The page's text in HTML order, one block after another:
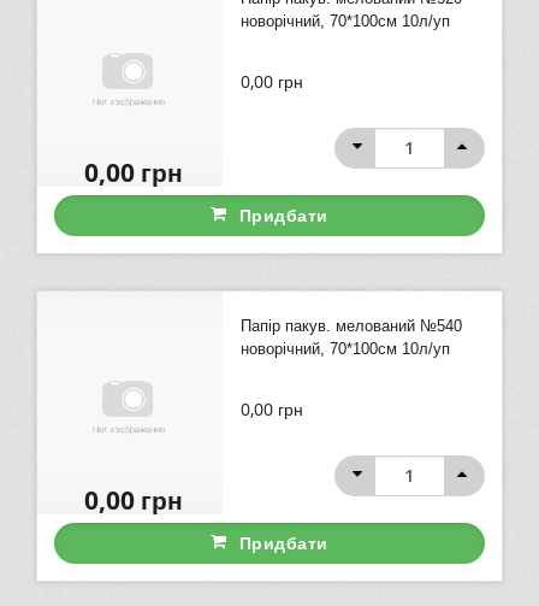
новорічний, 70*100см 10л/уп
0,00 грн
0,00грн
Придбати
Папір пакув. мелований №540
новорічний, 70*100см 10л/уп
0,00 грн
0,00грн
Придбати